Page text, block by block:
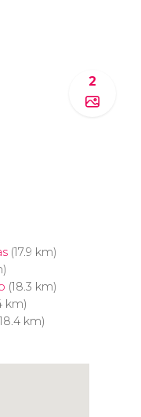
2
(17.9 km)
(18.3 km)
km)
km)